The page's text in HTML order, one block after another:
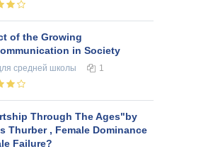
of the Growing
in Society
средней школы 1
Through The Ages"by
Thurber , Female Dominance
Failure?